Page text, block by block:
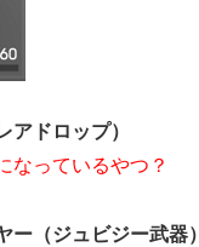
アドロップ）
なっているやつ？
ー（ジュビジー武器）